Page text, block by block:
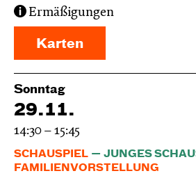
Ermäßigungen
Karten
Sonntag
29.11.
14:30 – 15:45
SCHAUSPIEL
JUNGES
FAMILIENVORSTELLUNG